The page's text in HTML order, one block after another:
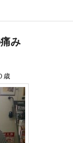
み
歳